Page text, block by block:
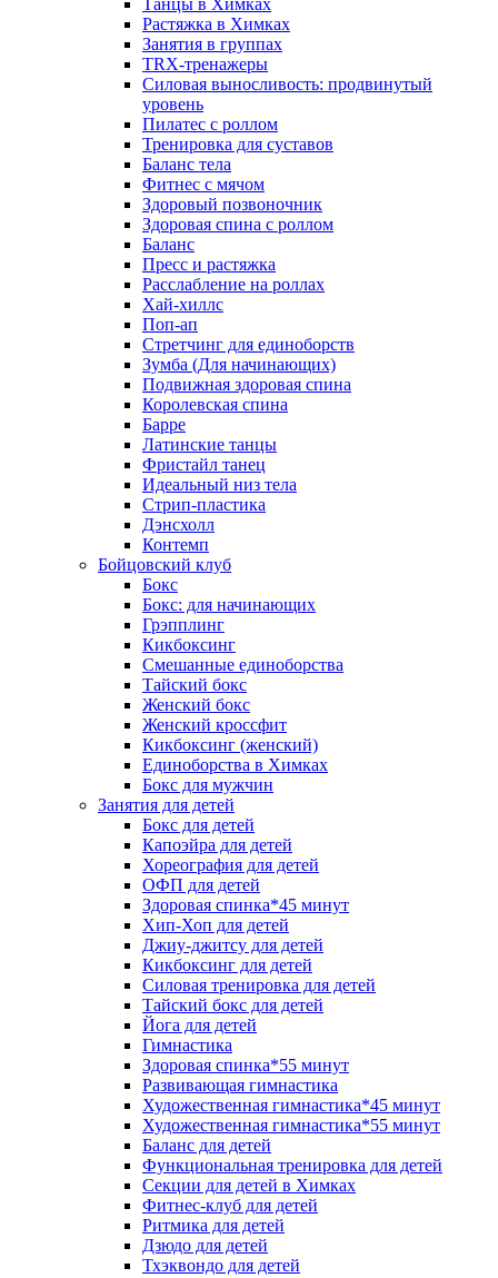
Танцы в Химках
Растяжка в Химках
Занятия в группах
TRX-тренажеры
Силовая выносливость: продвинутый
уровень
Пилатес с роллом
Тренировка для суставов
Баланс тела
Фитнес с мячом
Здоровый позвоночник
Здоровая спина с роллом
Баланс
Пресс и растяжка
Расслабление на роллах
Хай-хиллс
Поп-ап
Стретчинг для единоборств
Зумба (Для начинающих)
Подвижная здоровая спина
Королевская спина
Барре
Латинские танцы
Фристайл танец
Идеальный низ тела
Стрип-пластика
Дэнсхолл
Контемп
Бойцовский клуб
Бокс
Бокс: для начинающих
Грэпплинг
Кикбоксинг
Смешанные единоборства
Тайский бокс
Женский бокс
Женский кроссфит
Кикбоксинг (женский)
Единоборства в Химках
Бокс для мужчин
Занятия для детей
Бокс для детей
Капоэйра для детей
Хореография для детей
ОФП для детей
Здоровая спинка*45 минут
Хип-Хоп для детей
Джиу-джитсу для детей
Кикбоксинг для детей
Силовая тренировка для детей
Тайский бокс для детей
Йога для детей
Гимнастика
Здоровая спинка*55 минут
Развивающая гимнастика
Художественная гимнастика*45 минут
Художественная гимнастика*55 минут
Баланс для детей
Функциональная тренировка для детей
Секции для детей в Химках
Фитнес-клуб для детей
Ритмика для детей
Дзюдо для детей
Тхэквондо для детей